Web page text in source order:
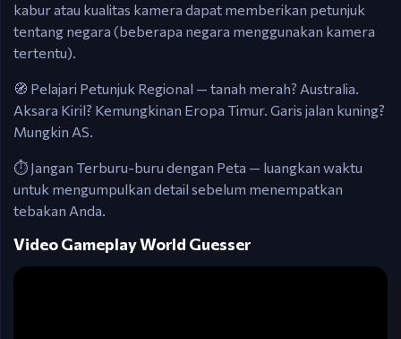
kabur atau kualitas kamera dapat memberikan petunjuk
tentang negara (beberapa negara menggunakan kamera
tertentu).
🧭 Pelajari Petunjuk Regional — tanah merah? Australia.
Aksara Kiril? Kemungkinan Eropa Timur. Garis jalan kuning?
Mungkin AS.
⏱️ Jangan Terburu-buru dengan Peta — luangkan waktu
untuk mengumpulkan detail sebelum menempatkan
tebakan Anda.
Video Gameplay World Guesser